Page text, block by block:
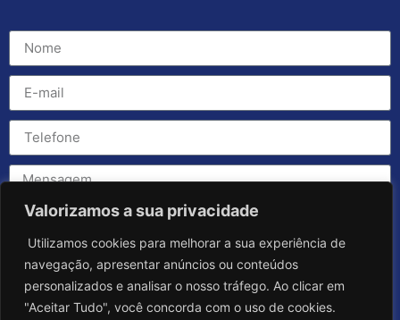
Valorizamos a sua privacidade
Utilizamos cookies para melhorar a sua experiência de
navegação, apresentar anúncios ou conteúdos
personalizados e analisar o nosso tráfego. Ao clicar em
"Aceitar Tudo", você concorda com o uso de cookies.